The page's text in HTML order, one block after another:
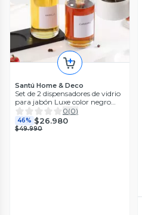
Santú Home & Deco
Set de 2 dispensadores de vidrio
para jabón Luxe color negro
500 ml
0(0)
46% $26.980
$49.990